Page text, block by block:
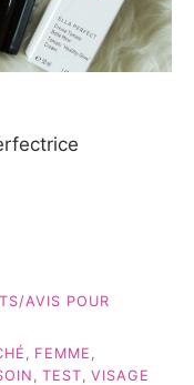
AVIS POUR
FEMME
TEST VISAGE